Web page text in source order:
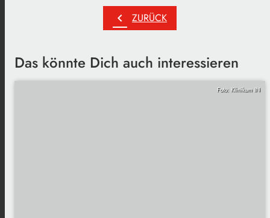
chevron_left ZURÜCK
Das könnte Dich auch interessieren
Foto: Klinikum IN